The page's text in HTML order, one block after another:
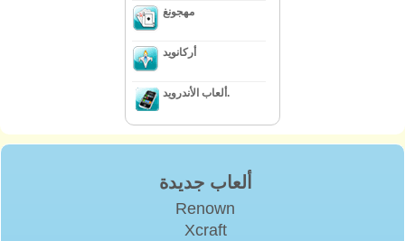
مهجونغ
أركانويد
ألعاب الأندرويد.
ألعاب جديدة
Renown
Xcraft